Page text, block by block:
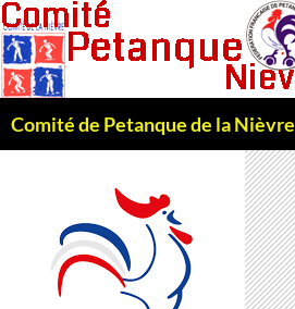
Comité de Petanque de la Nièvre